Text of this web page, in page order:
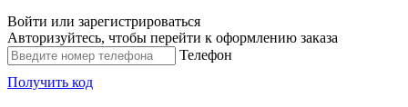
Войти или зарегистрироваться
Авторизуйтесь, чтобы перейти к оформлению заказа
Телефон
Получить код